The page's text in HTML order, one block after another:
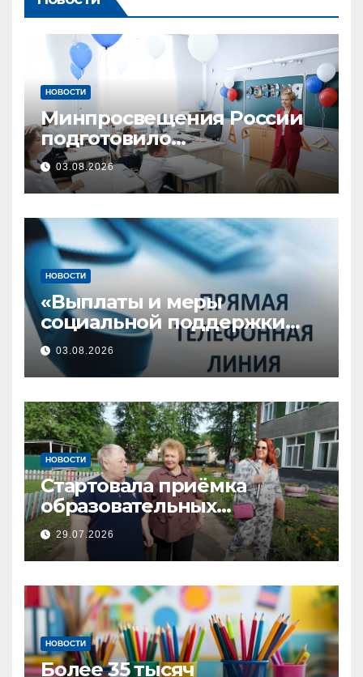
НОВОСТИ
Минпросвещения России
подготовило
рекомендации по
проведению Дня знаний в
Год единства народов
России
03.08.2026
НОВОСТИ
«Выплаты и меры
социальной поддержки
семьям с детьми» — тема
прямой телефонной линии
03.08.2026
НОВОСТИ
Стартовала приёмка
образовательных
учреждений: за два дня
комиссия проверила
несколько школ и детских
садов.
29.07.2026
НОВОСТИ
Более 35 тысяч